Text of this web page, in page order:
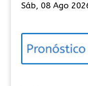
e
o
í
Sáb, 08 Ago